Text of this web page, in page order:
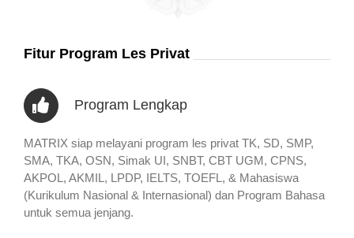
Fitur Program Les Privat
Program Lengkap
MATRIX siap melayani program les privat TK, SD, SMP,
SMA, TKA, OSN, Simak UI, SNBT, CBT UGM, CPNS,
AKPOL, AKMIL, LPDP, IELTS, TOEFL, & Mahasiswa
(Kurikulum Nasional & Internasional) dan Program Bahasa
untuk semua jenjang.